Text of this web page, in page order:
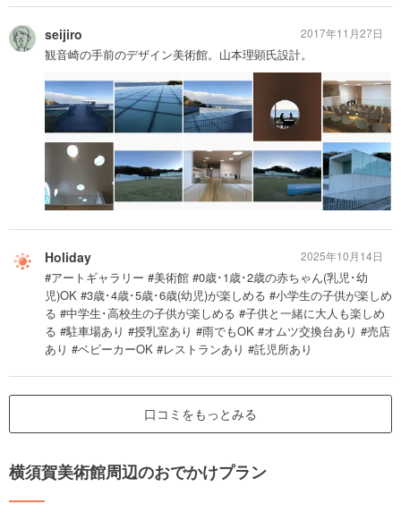
seijiro
観音崎の手前のデザイン美術館。山本理顕氏設計。
2017年11月27日
Holiday
#アートギャラリー #美術館 #0歳･1歳･2歳の赤ちゃん(乳児･幼
児)OK #3歳･4歳･5歳･6歳(幼児)が楽しめる #小学生の子供が楽しめ
る #中学生･高校生の子供が楽しめる #子供と一緒に大人も楽しめ
る #駐車場あり #授乳室あり #雨でもOK #オムツ交換台あり #売店
あり #ベビーカーOK #レストランあり #託児所あり
2025年10月14日
口コミをもっとみる
横須賀美術館周辺のおでかけプラン